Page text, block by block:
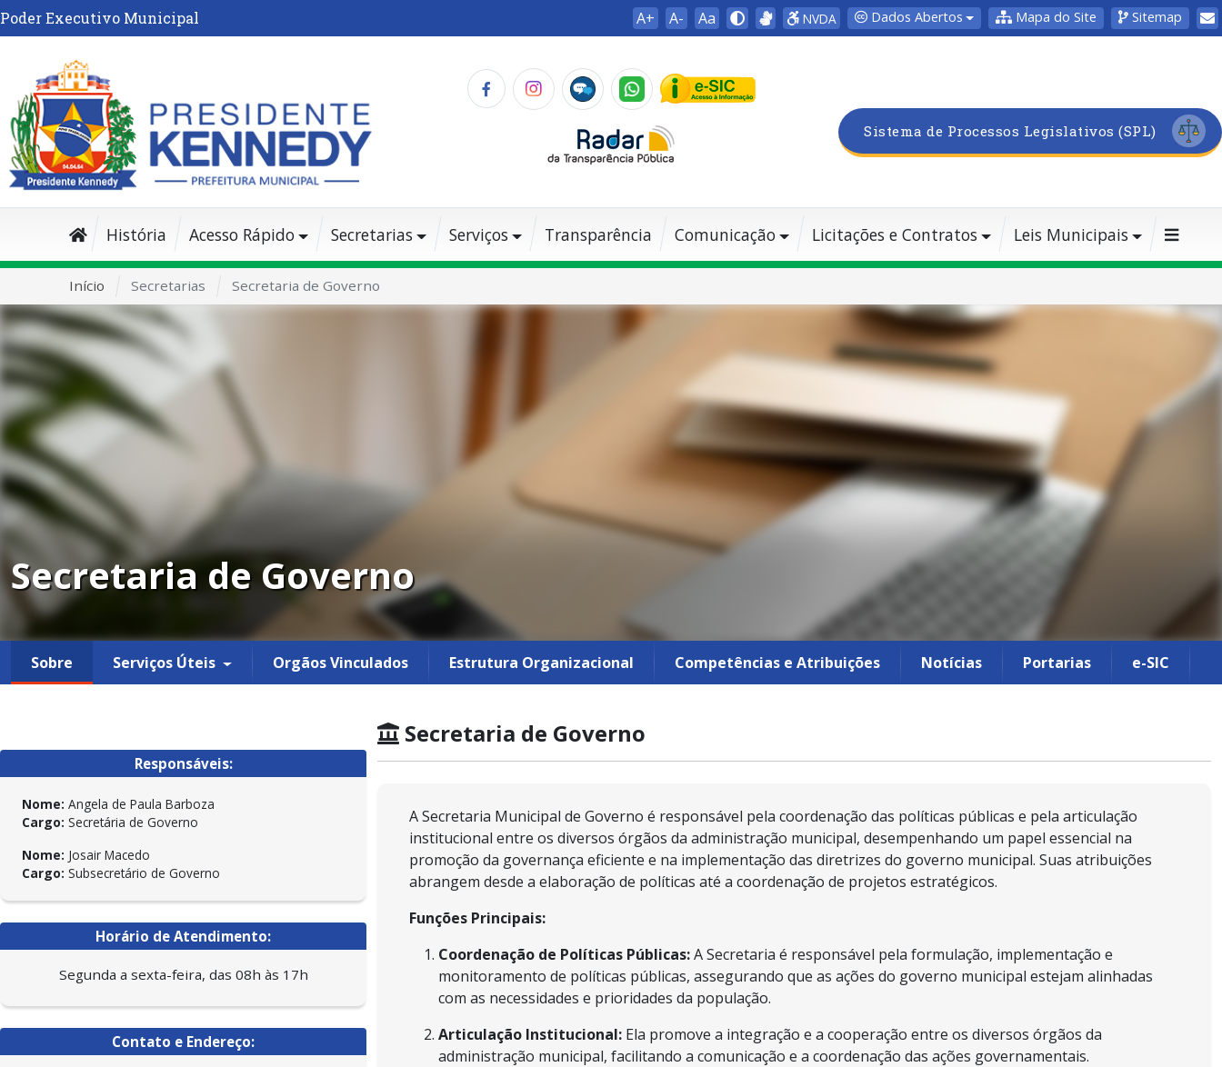
Poder Executivo Municipal A+ A- Aa NVDA Dados Abertos Mapa do Site Sitemap
Sistema de Processos Legislativos (SPL)
História Acesso Rápido Secretarias Serviços Transparência Comunicação Licitações e Contratos Leis Municipais
Início Secretarias Secretaria de Governo
Secretaria de Governo
Sobre Serviços Úteis Orgãos Vinculados Estrutura Organizacional Competências e Atribuições Notícias Portarias e-SIC
Responsáveis:
Nome: Angela de Paula Barboza
Cargo: Secretária de Governo
Nome: Josair Macedo
Cargo: Subsecretário de Governo
Horário de Atendimento:
Segunda a sexta-feira, das 08h às 17h
Contato e Endereço:
Secretaria de Governo
A Secretaria Municipal de Governo é responsável pela coordenação das políticas públicas e pela articulação
institucional entre os diversos órgãos da administração municipal, desempenhando um papel essencial na
promoção da governança eficiente e na implementação das diretrizes do governo municipal. Suas atribuições
abrangem desde a elaboração de políticas até a coordenação de projetos estratégicos.
Funções Principais:
Coordenação de Políticas Públicas:A Secretaria é responsável pela formulação, implementação e
monitoramento de políticas públicas, assegurando que as ações do governo municipal estejam alinhadas
com as necessidades e prioridades da população.
Articulação Institucional: Ela promove a integração e a cooperação entre os diversos órgãos da
administração municipal, facilitando a comunicação e a coordenação das ações governamentais.